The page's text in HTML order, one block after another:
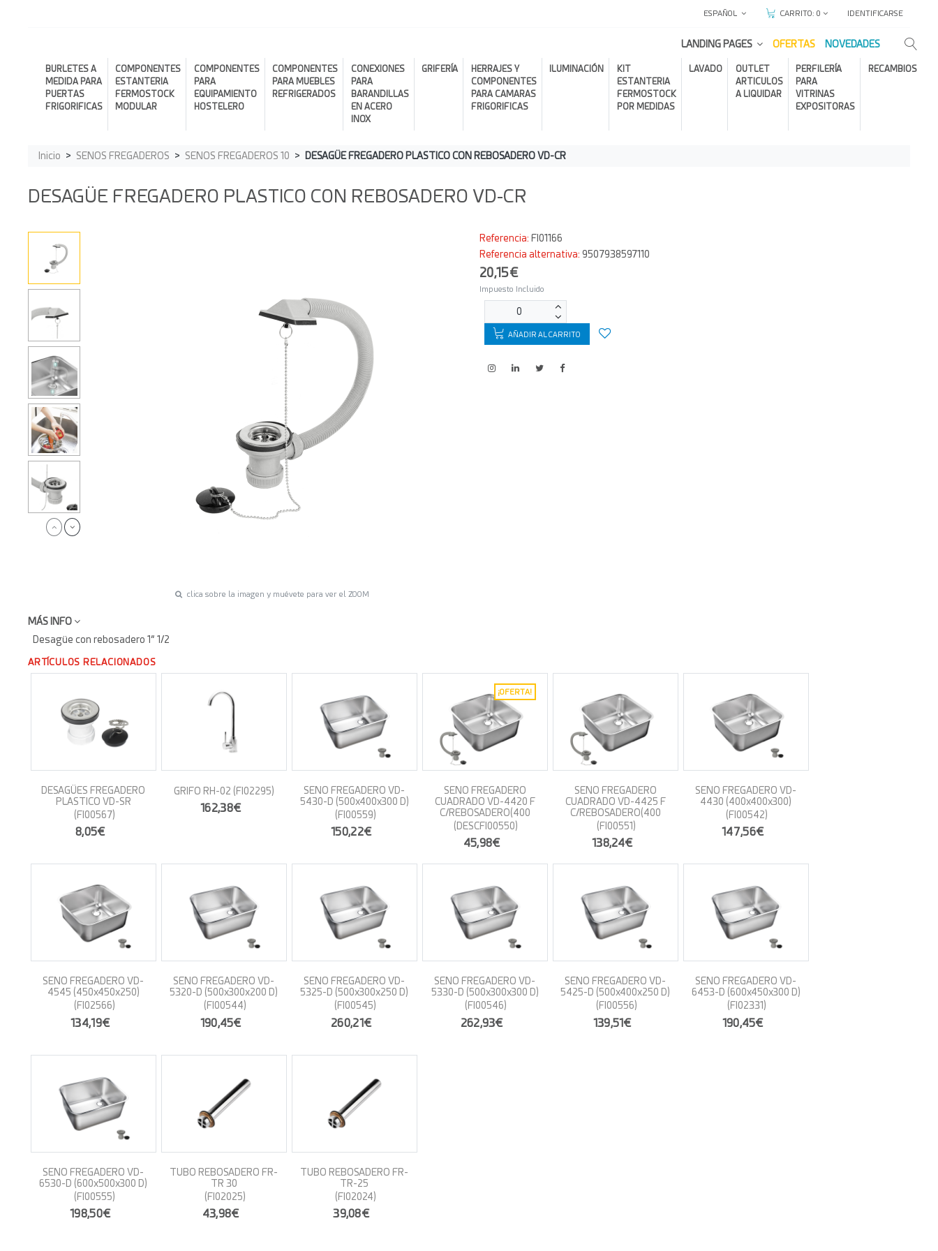
ESPAÑOL CARRITO: 0 IDENTIFICARSE
LANDING PAGES OFERTAS NOVEDADES
BURLETES A
MEDIDA PARA
PUERTAS
FRIGORIFICAS
COMPONENTES
ESTANTERIA
FERMOSTOCK
MODULAR
COMPONENTES
PARA
EQUIPAMIENTO
HOSTELERO
COMPONENTES
PARA MUEBLES
REFRIGERADOS
CONEXIONES
PARA
BARANDILLAS
EN ACERO
INOX
GRIFERÍA
HERRAJES Y
COMPONENTES
PARA CAMARAS
FRIGORIFICAS
ILUMINACIÓN
KIT
ESTANTERIA
FERMOSTOCK
POR MEDIDAS
LAVADO
OUTLET
ARTICULOS
A LIQUIDAR
PERFILERÍA
PARA
VITRINAS
EXPOSITORAS
RECAMBIOS
Inicio SENOS FREGADEROS SENOS FREGADEROS 10 DESAGÜE FREGADERO PLASTICO CON REBOSADERO VD-CR
DESAGÜE FREGADERO PLASTICO CON REBOSADERO VD-CR
clica sobre la imagen y muévete para ver el ZOOM
Referencia: FI01166
Referencia alternativa: 9507938597110
20,15€
Impuesto Incluido
AÑADIR AL CARRITO
MÁS INFO
Desagüe con rebosadero 1” 1/2
ARTÍCULOS RELACIONADOS
DESAGÜES FREGADERO
PLASTICO VD-SR
(FI00567)
8,05€
GRIFO RH-02 (FI02295)
162,38€
SENO FREGADERO VD-
5430-D (500x400x300 D)
(FI00559)
150,22€
¡OFERTA!
SENO FREGADERO
CUADRADO VD-4420 F
C/REBOSADERO(400
(DESCFI00550)
45,98€
SENO FREGADERO
CUADRADO VD-4425 F
C/REBOSADERO(400
(FI00551)
138,24€
SENO FREGADERO VD-
4430 (400x400x300)
(FI00542)
147,56€
SENO FREGADERO VD-
4545 (450x450x250)
(FI02566)
134,19€
SENO FREGADERO VD-
5320-D (500x300x200 D)
(FI00544)
190,45€
SENO FREGADERO VD-
5325-D (500x300x250 D)
(FI00545)
260,21€
SENO FREGADERO VD-
5330-D (500x300x300 D)
(FI00546)
262,93€
SENO FREGADERO VD-
5425-D (500x400x250 D)
(FI00556)
139,51€
SENO FREGADERO VD-
6453-D (600x450x300 D)
(FI02331)
190,45€
SENO FREGADERO VD-
6530-D (600x500x300 D)
(FI00555)
198,50€
TUBO REBOSADERO FR-
TR 30
(FI02025)
43,98€
TUBO REBOSADERO FR-
TR-25
(FI02024)
39,08€